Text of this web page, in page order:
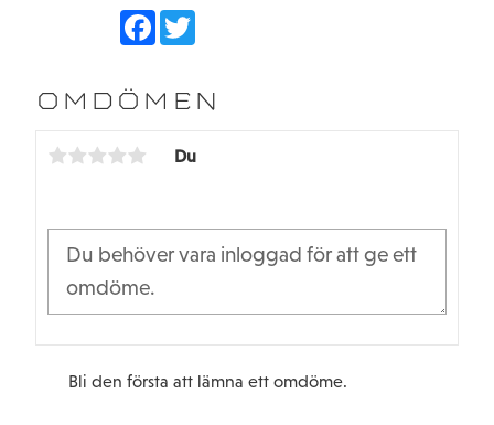
F
b
o
T
t
e
OMDÖMEN
Du
Bli den första att lämna ett omdöme.